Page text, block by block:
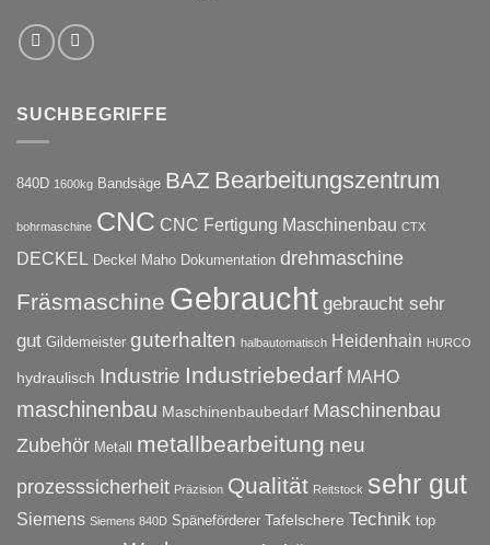
SUCHBEGRIFFE
840D 1600kg Bandsäge BAZ Bearbeitungszentrum
bohrmaschine CNC CNC Fertigung Maschinenbau CTX
DECKEL Deckel Maho Dokumentation drehmaschine
Fräsmaschine Gebraucht gebraucht sehr
gut Gildemeister guterhalten halbautomatisch Heidenhain HURCO
hydraulisch Industrie Industriebedarf MAHO
maschinenbau Maschinenbaubedarf Maschinenbau
Zubehör Metall metallbearbeitung neu
prozesssicherheit Präzision Qualität Reitstock sehr gut
Siemens Siemens 840D Späneförderer Tafelschere Technik top